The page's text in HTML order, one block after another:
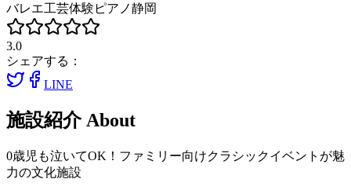
バレエ工芸体験 ピアノ静岡
3.0
シェアする：
LINE
施設紹介 About
0歳児も泣いてOK！ファミリー向けクラシックイベントが魅
力の文化施設